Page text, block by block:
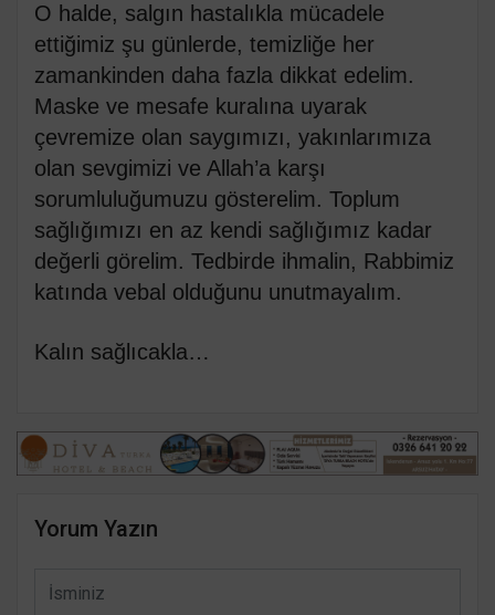
O halde, salgın hastalıkla mücadele
ettiğimiz şu günlerde, temizliğe her
zamankinden daha fazla dikkat edelim.
Maske ve mesafe kuralına uyarak
çevremize olan saygımızı, yakınlarımıza
olan sevgimizi ve Allah’a karşı
sorumluluğumuzu gösterelim. Toplum
sağlığımızı en az kendi sağlığımız kadar
değerli görelim. Tedbirde ihmalin, Rabbimiz
katında vebal olduğunu unutmayalım.
Kalın sağlıcakla…
Yorum Yazın